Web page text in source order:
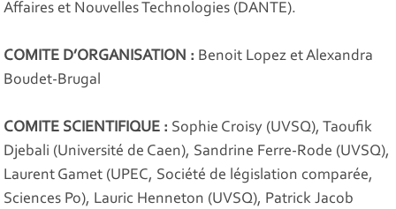
Affaires et Nouvelles Technologies (DANTE).
COMITE D’ORGANISATION : Benoit Lopez et Alexandra
Boudet-Brugal
COMITE SCIENTIFIQUE : Sophie Croisy (UVSQ), Taoufik
Djebali (Université de Caen), Sandrine Ferre-Rode (UVSQ),
Laurent Gamet (UPEC, Société de législation comparée,
Sciences Po), Lauric Henneton (UVSQ), Patrick Jacob